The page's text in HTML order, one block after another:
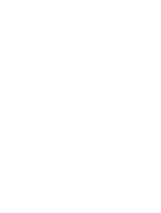
истории,
шаржи, стихи,